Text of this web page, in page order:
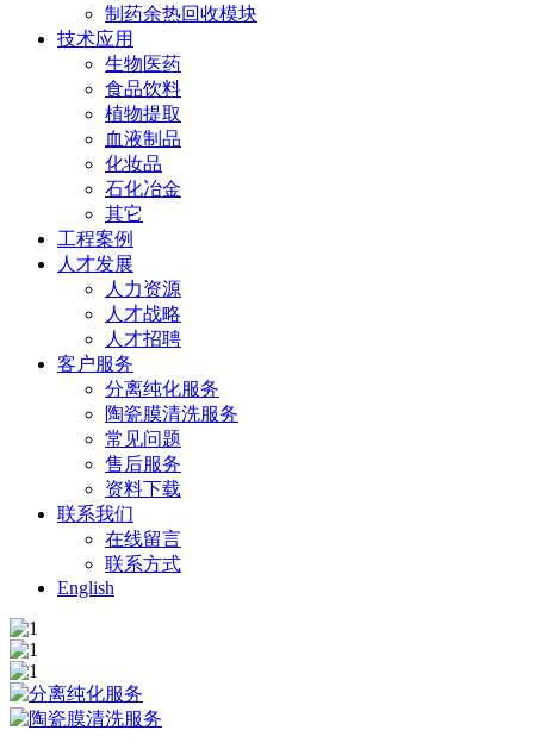
制药余热回收模块
技术应用
生物医药
食品饮料
植物提取
血液制品
化妆品
石化冶金
其它
工程案例
人才发展
人力资源
人才战略
人才招聘
客户服务
分离纯化服务
陶瓷膜清洗服务
常见问题
售后服务
资料下载
联系我们
在线留言
联系方式
English